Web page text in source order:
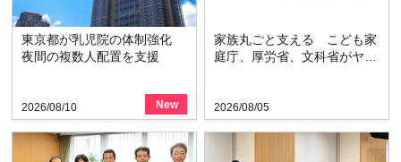
2026/08/10 New
東京都が乳児院の体制強化
夜間の複数人配置を支援
2026/08/05
家族丸ごと支える こども家
庭庁、厚労省、文科省がヤン